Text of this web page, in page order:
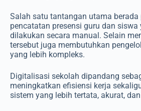
Salah satu tantangan utama berada
pencatatan presensi guru dan siswa
dilakukan secara manual. Selain
tersebut juga membutuhkan
yang lebih kompleks.
Digitalisasi sekolah dipandang
meningkatkan efisiensi kerja
sistem yang lebih tertata, akurat,